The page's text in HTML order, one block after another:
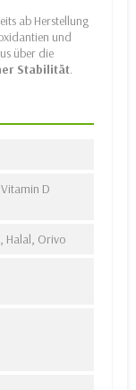
ab Herstellung
und
über die
Stabilität.
D
Halal, Orivo